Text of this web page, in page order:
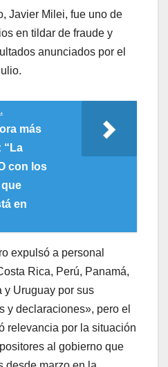
Javier Milei, fue uno de
en tildar de fraude y
anunciados por el
más
“La
con los
en
expulsó a personal
Rica, Perú, Panamá,
y Uruguay por sus
y declaraciones», pero el
relevancia por la situación
al gobierno que